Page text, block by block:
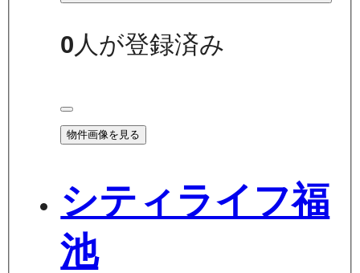
0人が登録済み
物件画像を見る
シティライフ福
池